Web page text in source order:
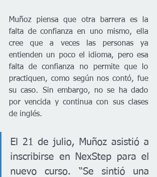
Muñoz piensa que otra barrera es la
falta de confianza en uno mismo, ella
cree que a veces las personas ya
entienden un poco el idioma, pero esa
falta de confianza no permite que lo
practiquen, como según nos contó, fue
su caso. Sin embargo, no se ha dado
por vencida y continua con sus clases
de inglés.
El 21 de julio, Muñoz asistió a
inscribirse en NexStep para el
nuevo curso. “Se sintió una